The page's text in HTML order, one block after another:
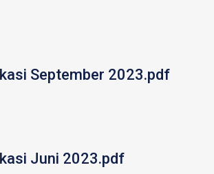
September 2023.pdf
Juni 2023.pdf